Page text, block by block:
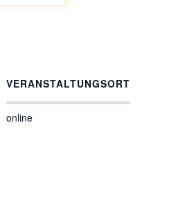
VERANSTALTUNGSORT
online